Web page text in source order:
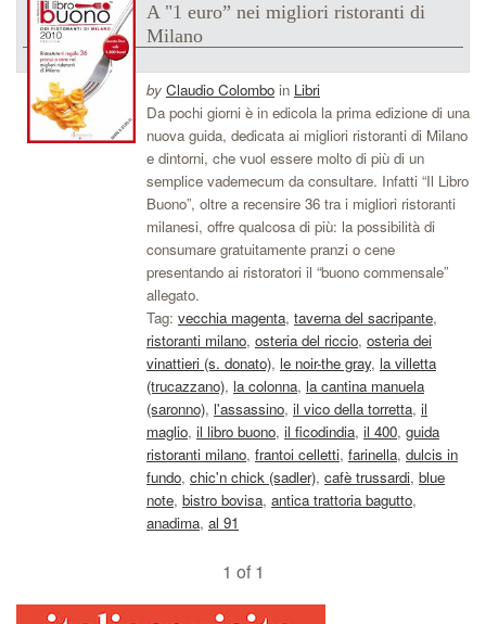
A "1 euro” nei migliori ristoranti di
Milano
by Claudio Colombo in Libri
Da pochi giorni è in edicola la prima edizione di una
nuova guida, dedicata ai migliori ristoranti di Milano
e dintorni, che vuol essere molto di più di un
semplice vademecum da consultare. Infatti “Il Libro
Buono”, oltre a recensire 36 tra i migliori ristoranti
milanesi, offre qualcosa di più: la possibilità di
consumare gratuitamente pranzi o cene
presentando ai ristoratori il “buono commensale”
allegato.
Tag: vecchia magenta, taverna del sacripante,
ristoranti milano, osteria del riccio, osteria dei
vinattieri (s. donato), le noir-the gray, la villetta
(trucazzano), la colonna, la cantina manuela
(saronno), l'assassino, il vico della torretta, il
maglio, il libro buono, il ficodindia, il 400, guida
ristoranti milano, frantoi celletti, farinella, dulcis in
fundo, chic'n chick (sadler), cafè trussardi, blue
note, bistro bovisa, antica trattoria bagutto,
anadima, al 91
1 of 1